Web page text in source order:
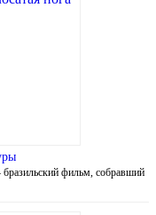
бразильский фильм, собравший